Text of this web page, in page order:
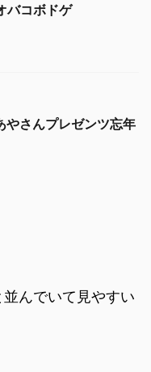
コボドゲ
さんプレゼンツ忘年
んでいて見やすい